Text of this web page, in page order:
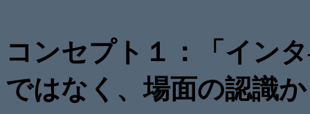
コンセプト１：「イン
ではなく、場面の認識